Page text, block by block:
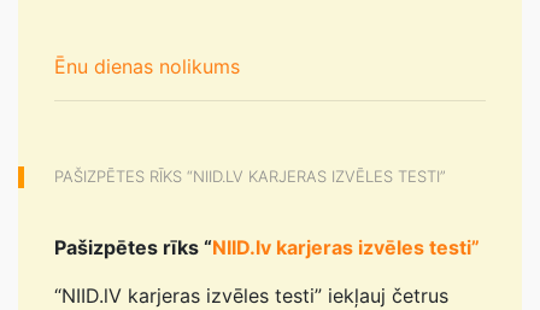
Ēnu dienas nolikums
PAŠIZPĒTES RĪKS “NIID.LV KARJERAS IZVĒLES TESTI”
Pašizpētes rīks “NIID.lv karjeras izvēles testi”
“NIID.lV karjeras izvēles testi” iekļauj četrus